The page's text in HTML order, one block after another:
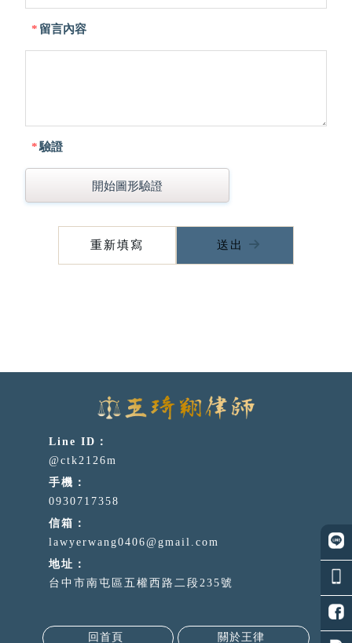
* 留言內容
* 驗證
開始圖形驗證
@ctk2126m
0930717358
lawyerwang0406@gmail.com
台中市南屯區五權西路二段235號
回首頁 關於王律